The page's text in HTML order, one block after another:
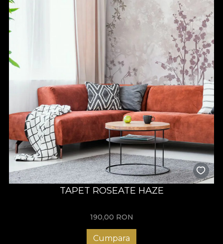
TAPET ROSEATE HAZE
190,00 RON
Cumpara